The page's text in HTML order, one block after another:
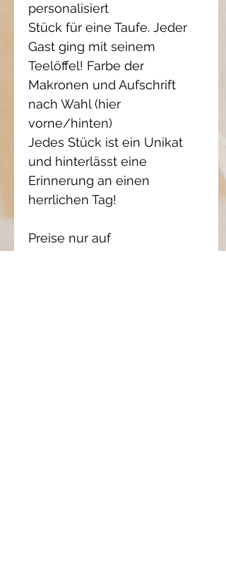
personalisiert
Stück für eine Taufe. Jeder
Gast ging mit seinem
Teelöffel! Farbe der
Makronen und Aufschrift
nach Wahl (hier
vorne/hinten)
Jedes Stück ist ein Unikat
und hinterlässt eine
Erinnerung an einen
herrlichen Tag!
Preise nur auf